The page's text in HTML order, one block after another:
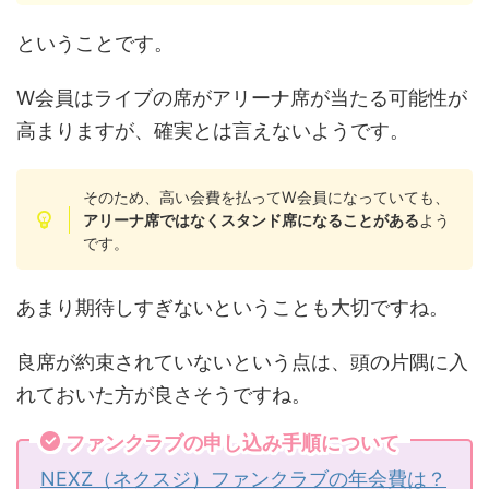
ということです。
W会員はライブの席がアリーナ席が当たる可能性が
高まりますが、確実とは言えないようです。
そのため、高い会費を払ってW会員になっていても、
アリーナ席ではなくスタンド席になることがあるよう
です。
あまり期待しすぎないということも大切ですね。
良席が約束されていないという点は、頭の片隅に入
れておいた方が良さそうですね。
ファンクラブの申し込み手順について
NEXZ（ネクスジ）ファンクラブの年会費は？